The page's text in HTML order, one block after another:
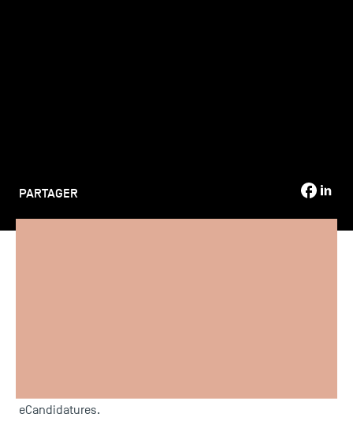
PARTAGER
eCandidatures.